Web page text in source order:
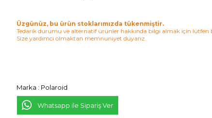
Üzgünüz, bu ürün stoklarımızda tükenmiştir.
Tedarik durumu ve alternatif ürünler hakkında bilgi almak için lütfen
Size yardımcı olmaktan memnuniyet duyarız.
Marka : Polaroid
Whatsapp ile Sipariş Ver